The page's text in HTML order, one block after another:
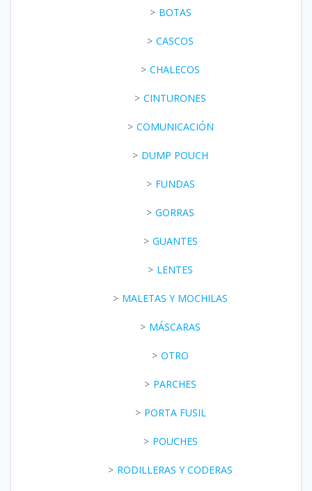
BOTAS
CASCOS
CHALECOS
CINTURONES
COMUNICACIÓN
DUMP POUCH
FUNDAS
GORRAS
GUANTES
LENTES
MALETAS Y MOCHILAS
MÁSCARAS
OTRO
PARCHES
PORTA FUSIL
POUCHES
RODILLERAS Y CODERAS